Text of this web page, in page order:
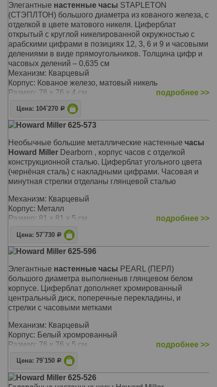
Элегантные настенные часы STAPLETON
(СТЭПЛТОН) большого диаметра из кованого железа, с
отделкой в цвете матового никеля. Циферблат
открытый с круглой никелированной окружностью с
арабскими цифрами в позициях 12, 3, 6 и 9 и часовыми
делениями в виде прямоугольников. Толщина цифр и
часовых делений – 0,635 см
Механизм: Кварцевый
Корпус: Кованое железо, матовый никель
Размер: 76 x 76 х 4 см
подробнее >>
Цена: 104`270 Р
Howard Miller 625-573
Необычные большие металлические настенные часы
Howard Miller Dearborn , корпус часов с отделкой
конструкционной сталью. Циферблат угольного цвета
(чернёная сталь) с накладными цифрами. Часовая и
минутная стрелки отделаны глянцевой сталью
Механизм: Кварцевый
Корпус: Металл
Размер: 81 x 81 х 5 см
подробнее >>
Цена: 57`730 Р
Howard Miller 625-596
Элегантные настенные часы PEARL (ПЕРЛ)
большого диаметра выполненыв глянцевом белом
корпусе. Циферблат дополняет хромированный
центральный диск, поперечные перекладины, и
стрелки с часовыми метками
Механизм: Кварцевый
Корпус: Белый хромрованный
Размер: 76 x 76 х 5 см
подробнее >>
Цена: 79`150 Р
Howard Miller 625-526